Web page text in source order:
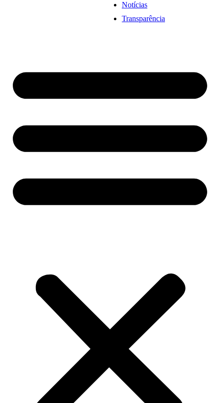
Notícias
Transparência